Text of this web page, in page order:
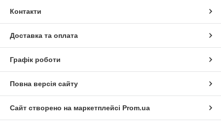
Контакти
Доставка та оплата
Графік роботи
Повна версія сайту
Сайт створено на маркетплейсі Prom.ua